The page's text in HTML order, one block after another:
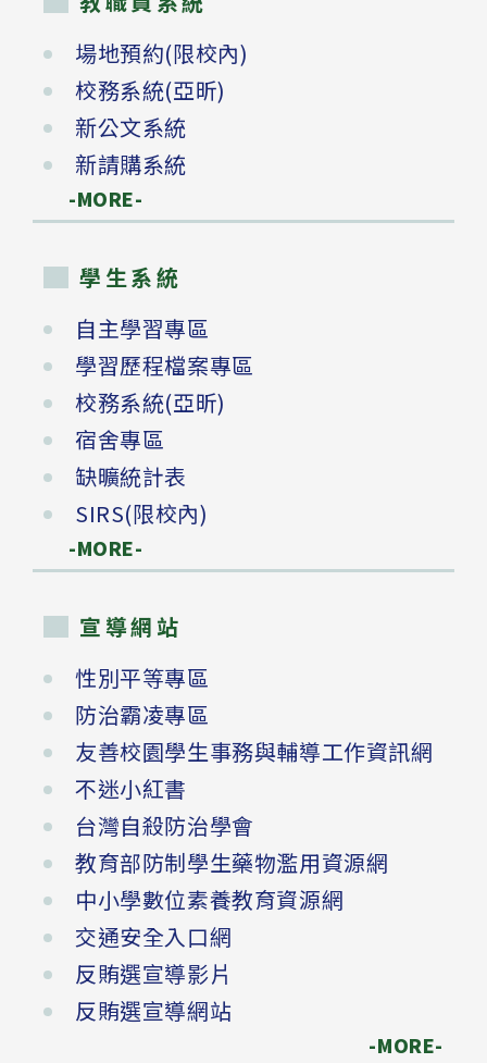
場地預約(限校內)
校務系統(亞昕)
新公文系統
新請購系統
-MORE-
學生系統
自主學習專區
學習歷程檔案專區
校務系統(亞昕)
宿舍專區
缺曠統計表
SIRS(限校內)
-MORE-
宣導網站
性別平等專區
防治霸凌專區
友善校園學生事務與輔導工作資訊網
不迷小紅書
台灣自殺防治學會
教育部防制學生藥物濫用資源網
中小學數位素養教育資源網
交通安全入口網
反賄選宣導影片
反賄選宣導網站
-MORE-